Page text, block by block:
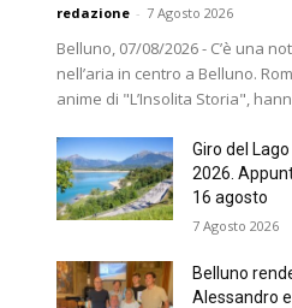
redazione - 7 Agosto 2026
Belluno, 07/08/2026 - C’è una
nell’aria in centro a Belluno.
anime di "L’Insolita Storia",
Giro del
2026.
16 agosto
7 Agosto 2026
Belluno
Alessandro